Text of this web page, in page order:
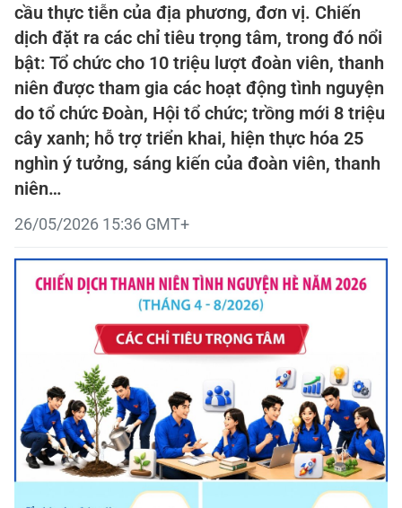
cầu thực tiễn của địa phương, đơn vị. Chiến
dịch đặt ra các chỉ tiêu trọng tâm, trong đó nổi
bật: Tổ chức cho 10 triệu lượt đoàn viên, thanh
niên được tham gia các hoạt động tình nguyện
do tổ chức Đoàn, Hội tổ chức; trồng mới 8 triệu
cây xanh; hỗ trợ triển khai, hiện thực hóa 25
nghìn ý tưởng, sáng kiến của đoàn viên, thanh
niên…
26/05/2026 15:36 GMT+